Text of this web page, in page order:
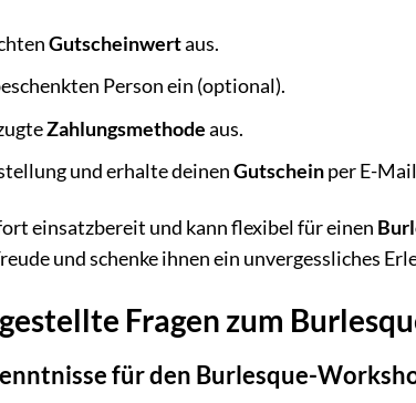
Gutscheinwertaus.
Person ein (optional).
Zahlungsmethodeaus.
und erhalte deinenGutscheinper E-
einsatzbereit und kann flexibel für einen
und schenke ihnen ein unvergessliches
Fragen zum
für den Burlesque-